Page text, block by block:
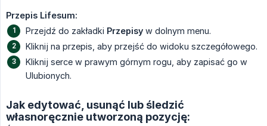
Przepis Lifesum:
Przejdź do zakładki Przepisy w dolnym menu.
Kliknij na przepis, aby przejść do widoku szczegółowego.
Kliknij serce w prawym górnym rogu, aby zapisać go w
Ulubionych.
Jak edytować, usunąć lub śledzić
własnoręcznie utworzoną pozycję: